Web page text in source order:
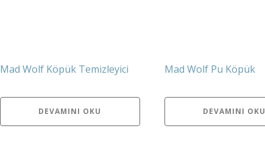
Mad Wolf Köpük Temizleyici
DEVAMINI OKU
Mad Wolf Pu Köpük
DEVAMINI OKU